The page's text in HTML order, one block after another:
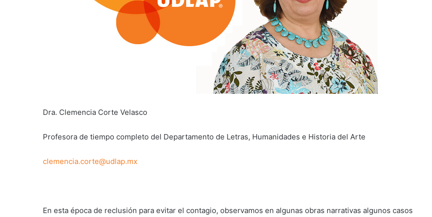
Dra. Clemencia Corte Velasco
Profesora de tiempo completo del Departamento de Letras, Humanidades e Historia del Arte
clemencia.corte@udlap.mx
En esta época de reclusión para evitar el contagio, observamos en algunas obras narrativas algunos casos